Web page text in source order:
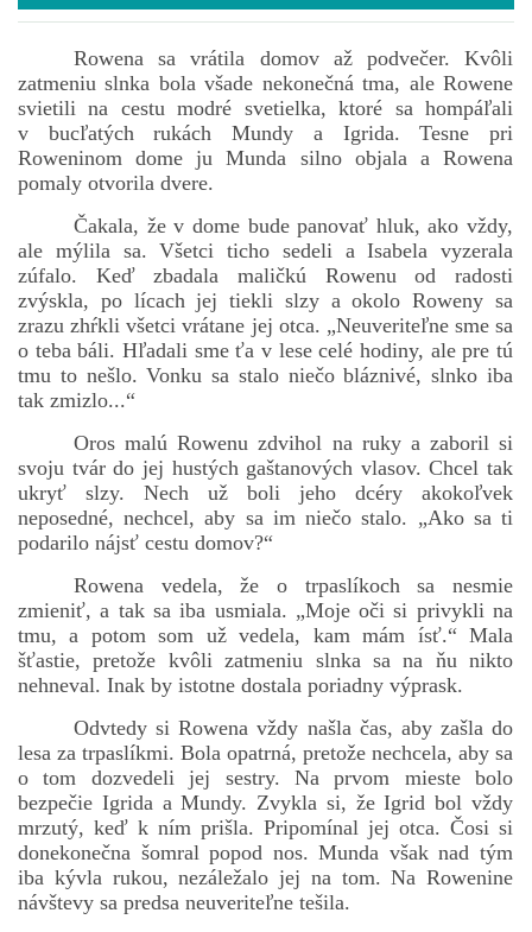
VÍLA NA BRONZOVEJ ULICI
VLČÍ MOR
bludicka.cirezlo@gmail.com
Príbehy a poviedky na tejto stránke sú duševným
vlastníctvom autorov. Všetky práva vyhradené.
© 2026 eStránky.sk| RSS|WebSlice |Aktualizované 5. 8. 2026|
Hore ↑
Rowena sa vrátila domov až podvečer. Kvôli
zatmeniu slnka bola všade nekonečná tma, ale Rowene
svietili na cestu modré svetielka, ktoré sa hompáľali
v bucľatých rukách Mundy a Igrida. Tesne pri
Roweninom dome ju Munda silno objala a Rowena
pomaly otvorila dvere.
Čakala, že v dome bude panovať hluk, ako vždy,
ale mýlila sa. Všetci ticho sedeli a Isabela vyzerala
zúfalo. Keď zbadala maličkú Rowenu od radosti
zvýskla, po lícach jej tiekli slzy a okolo Roweny sa
zrazu zhŕkli všetci vrátane jej otca. „Neuveriteľne sme sa
o teba báli. Hľadali sme ťa v lese celé hodiny, ale pre tú
tmu to nešlo. Vonku sa stalo niečo bláznivé, slnko iba
tak zmizlo...“
Oros malú Rowenu zdvihol na ruky a zaboril si
svoju tvár do jej hustých gaštanových vlasov. Chcel tak
ukryť slzy. Nech už boli jeho dcéry akokoľvek
neposedné, nechcel, aby sa im niečo stalo. „Ako sa ti
podarilo nájsť cestu domov?“
Rowena vedela, že o trpaslíkoch sa nesmie
zmieniť, a tak sa iba usmiala. „Moje oči si privykli na
tmu, a potom som už vedela, kam mám ísť.“ Mala
šťastie, pretože kvôli zatmeniu slnka sa na ňu nikto
nehneval. Inak by istotne dostala poriadny výprask.
Odvtedy si Rowena vždy našla čas, aby zašla do
lesa za trpaslíkmi. Bola opatrná, pretože nechcela, aby sa
o tom dozvedeli jej sestry. Na prvom mieste bolo
bezpečie Igrida a Mundy. Zvykla si, že Igrid bol vždy
mrzutý, keď k ním prišla. Pripomínal jej otca. Čosi si
donekonečna šomral popod nos. Munda však nad tým
iba kývla rukou, nezáležalo jej na tom. Na Rowenine
návštevy sa predsa neuveriteľne tešila.